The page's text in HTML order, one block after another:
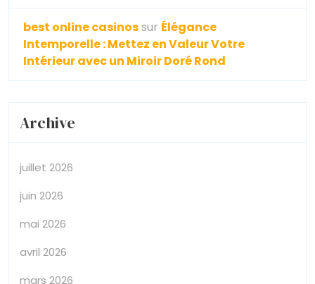
best online casinossur Élégance
Intemporelle : Mettez en Valeur Votre
Intérieur avec un Miroir Doré Rond
Archive
juillet 2026
juin 2026
mai 2026
avril 2026
mars 2026